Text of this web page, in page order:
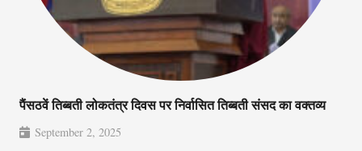
पैंसठवें तिब्बती लोकतंत्र दिवस पर निर्वासित तिब्बती संसद का वक्तव्य
September 2, 2025